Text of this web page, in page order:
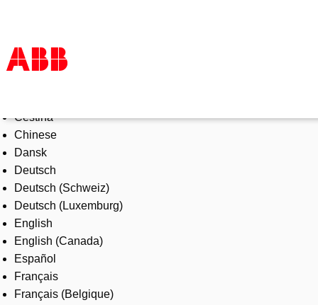
Products & Solutions
Industries
Services
About us
Where to buy
Contact us
Careers
Čeština
Chinese
Dansk
Deutsch
Deutsch (Schweiz)
Deutsch (Luxemburg)
English
English (Canada)
Español
Français
Français (Belgique)